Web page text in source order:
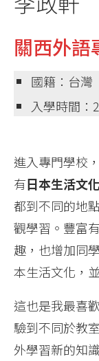
關西外語
國籍：台灣
入學時間：
進入專門學校
有日本生活文
都到不同的地
觀學習。豐富
趣，也增加同
本生活文化，
這也是我最喜
驗到不同於教
外學習新的知